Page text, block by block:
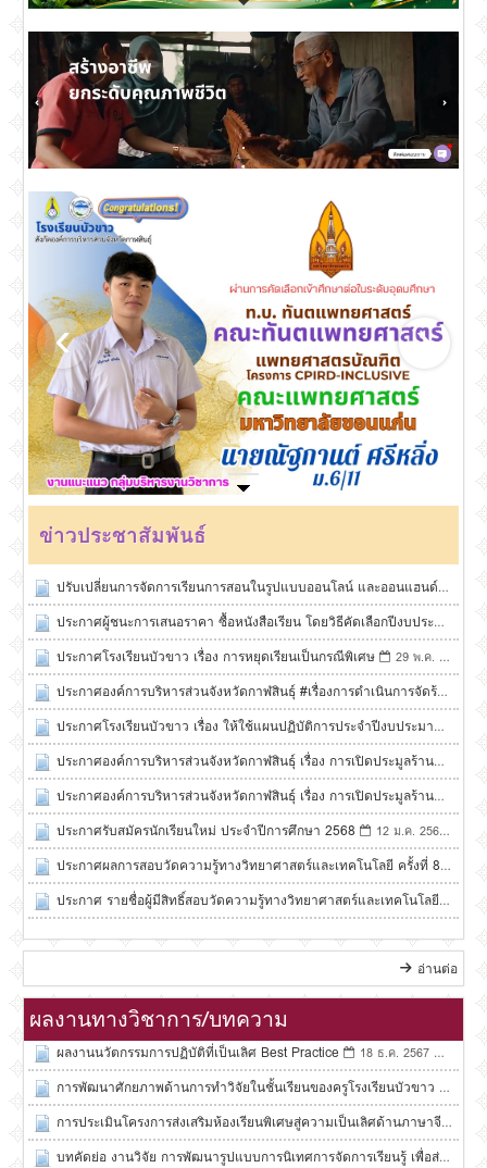
ขอแสดงความยินดีตัวแทนประเทศไทยเข้าร่วมแข่งขันระดับนานาชาติ
ขอแสดงความยินดีตัวแทนประเทศไทยเข้าร่วมแข่งขันระดับนานาชาติ
สถาบันวิทยาลัยชุมชน
ข่าวประชาสัมพันธ์
ปรับเปลี่ยนการจัดการเรียนการสอนในรูปแบบออนโลน์ และออนแฮนด์ (กรณีพิ
ประกาศผู้ชนะการเสนอราคา ซื้อหนังสือเรียน โดยวิธีคัดเลือกปีงบประมาณ พ.
ประกาศโรงเรียนบัวขาว เรื่อง การหยุดเรียนเป็นกรณีพิเศษ
29 พ.ค. 2569
ประกาศองค์การบริหารส่วนจังหวัดกาฬสินธุ์ #เรื่องการดำเนินการจัดร้านค้า
ประกาศโรงเรียนบัวขาว เรื่อง ให้ใช้แผนปฏิบัติการประจำปีงบประมาณ ประ
ประกาศองค์การบริหารส่วนจังหวัดกาฬสินธุ์ เรื่อง การเปิดประมูลร้านค้าสวั
ประกาศองค์การบริหารส่วนจังหวัดกาฬสินธุ์ เรื่อง การเปิดประมูลร้านค้าสวั
ประกาศรับสมัครนักเรียนใหม่ ประจำปีการศึกษา 2568
12 ม.ค. 2568
ประกาศผลการสอบวัดความรู้ทางวิทยาศาสตร์และเทคโนโลยี ครั้งที่ 8
ประกาศ รายชื่อผู้มีสิทธิ์สอบวัดความรู้ทางวิทยาศาสตร์และเทคโนโลยี ครั้งที่
อ่านต่อ
ผลงานทางวิชาการ/บทความ
ผลงานนวัตกรรมการปฏิบัติที่เป็นเลิศ Best Practice 18 ธ.ค. 2567
การพัฒนาศักยภาพด้านการทำวิจัยในชั้นเรียนของครูโรงเรียนบัวขาว ในยุค
การประเมินโครงการส่งเสริมห้องเรียนพิเศษสู่ความเป็นเลิศด้านภาษาจีน แ
บทคัดย่อ งานวิจัย การพัฒนารูปแบบการนิเทศการจัดการเรียนรู้ เพื่อส่งเสริม